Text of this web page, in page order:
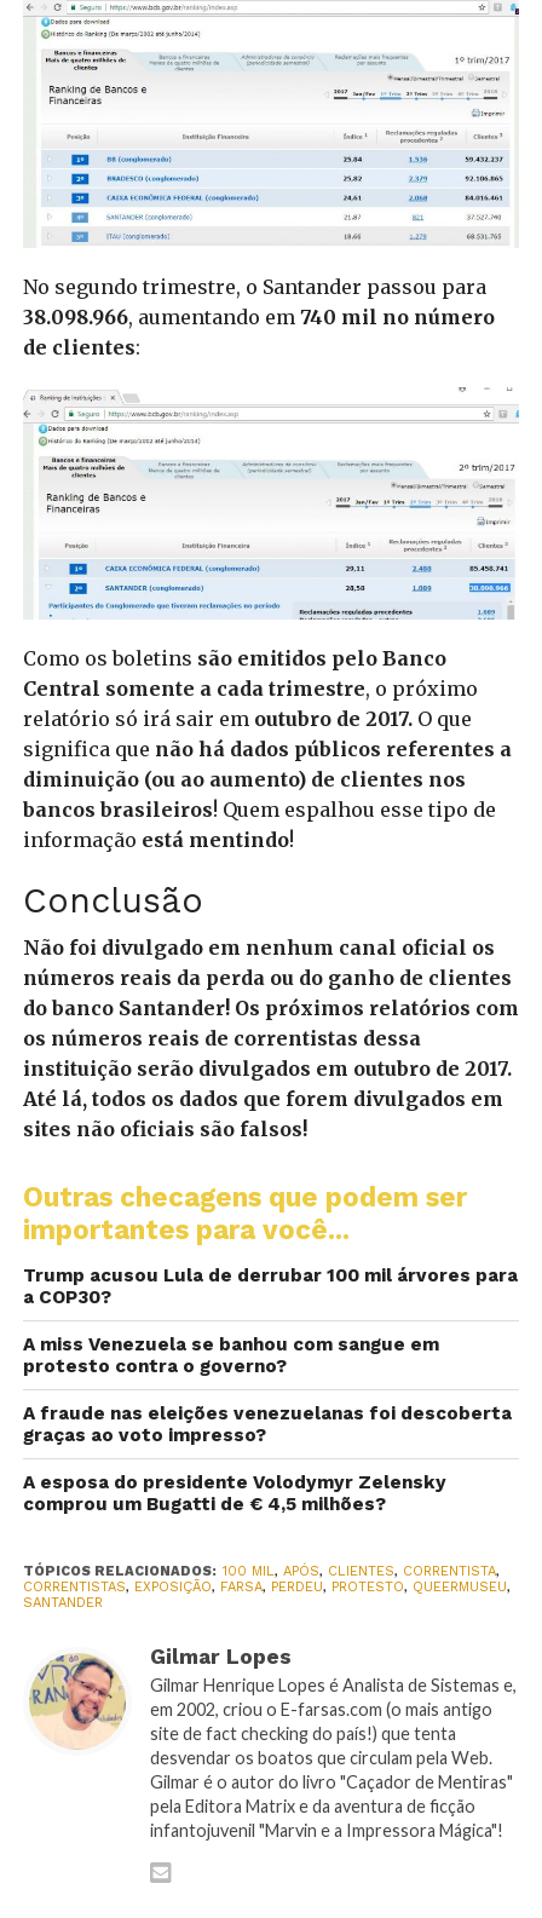
No segundo trimestre, o Santander passou para
38.098.966, aumentando em 740 mil no número
de clientes:
Como os boletins são emitidos pelo Banco
Central somente a cada trimestre, o próximo
relatório só irá sair em outubro de 2017.O que
significa que não há dados públicos referentes a
diminuição (ou ao aumento) de clientes nos
bancos brasileiros! Quem espalhou esse tipo de
informação está mentindo!
Conclusão
Não foi divulgado em nenhum canal oficial os
números reais da perda ou do ganho de clientes
do banco Santander! Os próximos relatórios com
os números reais de correntistas dessa
instituição serão divulgados em outubro de 2017.
Até lá, todos os dados que forem divulgados em
sites não oficiais são falsos!
Outras checagens que podem ser
importantes para você...
Trump acusou Lula de derrubar 100 mil árvores para
a COP30?
A miss Venezuela se banhou com sangue em
protesto contra o governo?
A fraude nas eleições venezuelanas foi descoberta
graças ao voto impresso?
A esposa do presidente Volodymyr Zelensky
comprou um Bugatti de € 4,5 milhões?
TÓPICOS RELACIONADOS: 100 MIL , APÓS, CLIENTES, CORRENTISTA,
CORRENTISTAS, EXPOSIÇÃO, FARSA, PERDEU, PROTESTO, QUEERMUSEU,
SANTANDER
Gilmar Lopes
Gilmar Henrique Lopes é Analista de Sistemas e,
em 2002, criou o E-farsas.com (o mais antigo
site de fact checking do país!) que tenta
desvendar os boatos que circulam pela Web.
Gilmar é o autor do livro "Caçador de Mentiras"
pela Editora Matrix e da aventura de ficção
infantojuvenil "Marvin e a Impressora Mágica"!